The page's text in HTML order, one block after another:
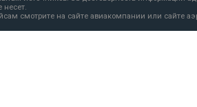
несет.
смотрите на сайте авиакомпании или сайте